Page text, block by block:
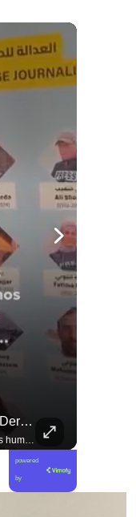
🇱🇧 #Libano | Grupos De Derechos Humanos Presentan Pruebas Sobre El Asesinato De La Periodista Libanesa Amal Khalil, Asesinada Por Israel.
🇱🇧 #Libano | Grupos de derechos humanos presentan pruebas sobre el asesinato de la periodista libanesa Amal Khalil, asesinada por Israel.
powered
by